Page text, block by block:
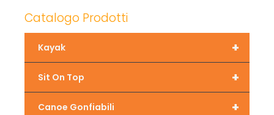
Catalogo Prodotti
+
Kayak
+
Sit On Top
+
Canoe Gonfiabili